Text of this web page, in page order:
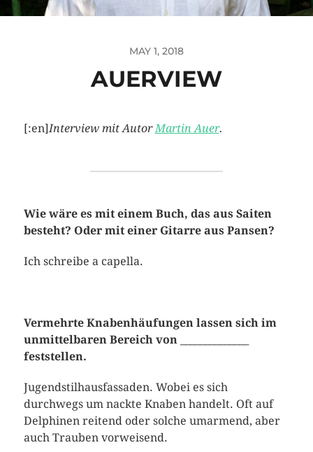
MAY 1, 2018
AUERVIEW
[:en]Interview mit AutorMartin Auer.
Wie wäre es mit einem Buch, das aus Saiten
besteht? Oder mit einer Gitarre aus Pansen?
Ich schreibe a capella.
Vermehrte Knabenhäufungen lassen sich im
unmittelbaren Bereich von ______________
feststellen.
Jugendstilhausfassaden. Wobei es sich
durchwegs um nackte Knaben handelt. Oft auf
Delphinen reitend oder solche umarmend, aber
auch Trauben vorweisend.